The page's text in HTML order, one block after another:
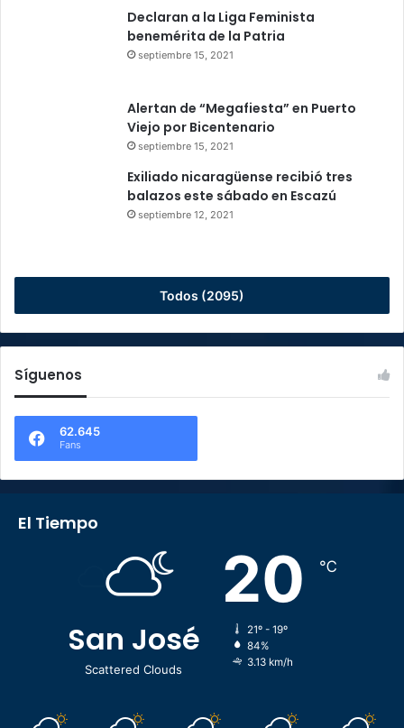
Declaran a la Liga Feminista
benemérita de la Patria
septiembre 15, 2021
Alertan de “Megafiesta” en Puerto
Viejo por Bicentenario
septiembre 15, 2021
Exiliado nicaragüense recibió tres
balazos este sábado en Escazú
septiembre 12, 2021
Todos (2095)
Síguenos
62.645
Fans
El Tiempo
San José
Scattered Clouds
20 ℃
21º - 19º
84%
3.13 km/h